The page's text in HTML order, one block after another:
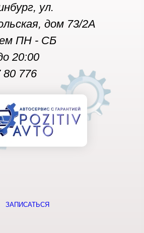
ЗАПИСАТЬСЯ
ул.
дом 73/2А
ПН - СБ
20:00
80 776